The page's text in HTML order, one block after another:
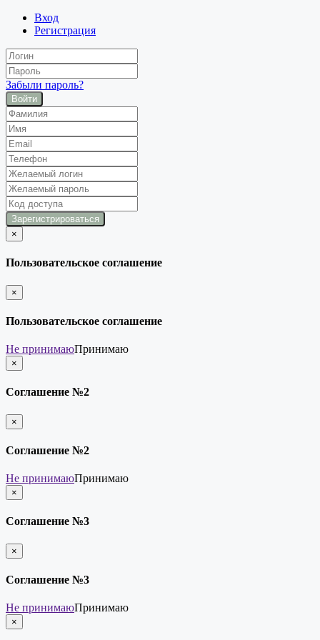
Вход
Регистрация
Забыли пароль?
Войти
×
закрыть
Пользовательское соглашение
×
закрыть
Пользовательское соглашение
Не принимаюПринимаю
×
закрыть
Соглашение №2
×
закрыть
Соглашение №2
Не принимаюПринимаю
×
закрыть
Соглашение №3
×
закрыть
Соглашение №3
Не принимаюПринимаю
×
закрыть